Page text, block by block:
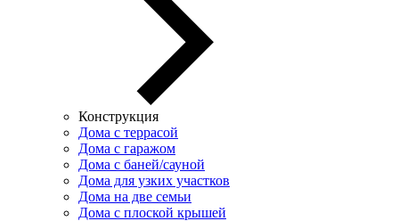
Конструкция
Дома с террасой
Дома с гаражом
Дома с баней/сауной
Дома для узких участков
Дома на две семьи
Дома с плоской крышей